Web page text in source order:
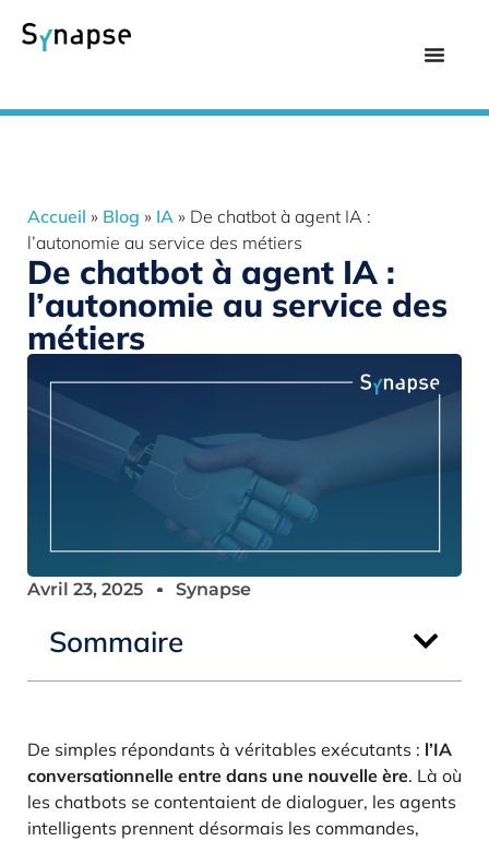
Accueil » Blog » IA » De chatbot à agent IA :
l’autonomie au service des métiers
De chatbot à agent IA :
l’autonomie au service des
métiers
Avril 23, 2025 Synapse
Sommaire
De simples répondants à véritables exécutants : l’IA
conversationnelle entre dans une nouvelle ère. Là où
les chatbots se contentaient de dialoguer, les agents
intelligents prennent désormais les commandes,